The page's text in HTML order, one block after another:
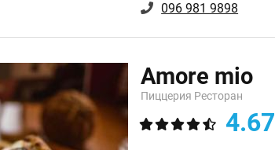
096 981 9898
Amore mio️
Пиццерия Ресторан
4.67